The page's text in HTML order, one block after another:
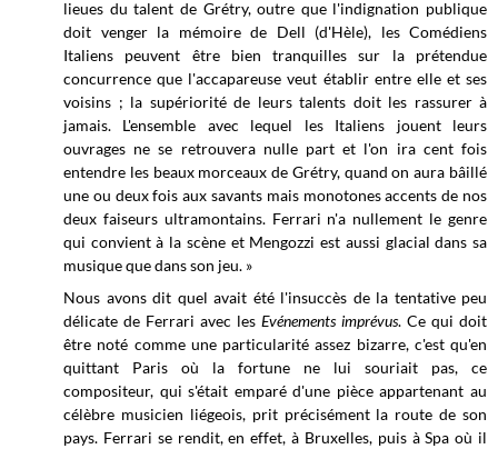
lieues du talent de Grétry, outre que l'indignation publique
doit venger la mémoire de Dell (d'Hèle), les Comédiens
Italiens peuvent être bien tranquilles sur la prétendue
concurrence que l'accapareuse veut établir entre elle et ses
voisins ; la supériorité de leurs talents doit les rassurer à
jamais. L'ensemble avec lequel les Italiens jouent leurs
ouvrages ne se retrouvera nulle part et l'on ira cent fois
entendre les beaux morceaux de Grétry, quand on aura bâillé
une ou deux fois aux savants mais monotones accents de nos
deux faiseurs ultramontains. Ferrari n'a nullement le genre
qui convient à la scène et Mengozzi est aussi glacial dans sa
musique que dans son jeu. »
Nous avons dit quel avait été l'insuccès de la tentative peu
délicate de Ferrari avec les Evénements imprévus. Ce qui doit
être noté comme une particularité assez bizarre, c'est qu'en
quittant Paris où la fortune ne lui souriait pas, ce
compositeur, qui s'était emparé d'une pièce appartenant au
célèbre musicien liégeois, prit précisément la route de son
pays. Ferrari se rendit, en effet, à Bruxelles, puis à Spa où il